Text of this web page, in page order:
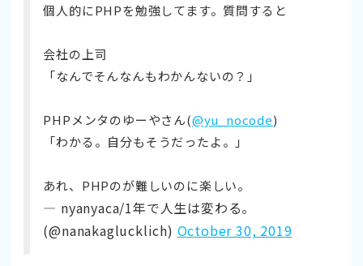
個人的にPHPを勉強してます。質問すると
会社の上司
「なんでそんなんもわかんないの？」
PHPメンタのゆーやさん(@yu_nocode)
「わかる。自分もそうだったよ。」
あれ、PHPのが難しいのに楽しい。
— nyanyaca/1年で人生は変わる。
(@nanakaglucklich) October 30, 2019